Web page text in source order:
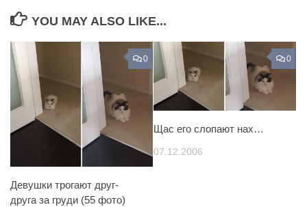
YOU MAY ALSO LIKE...
0
Девушки трогают друг-
друга за груди (55 фото)
0
Щас его слопают нах…
07.12.2006